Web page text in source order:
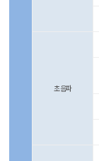
초음파